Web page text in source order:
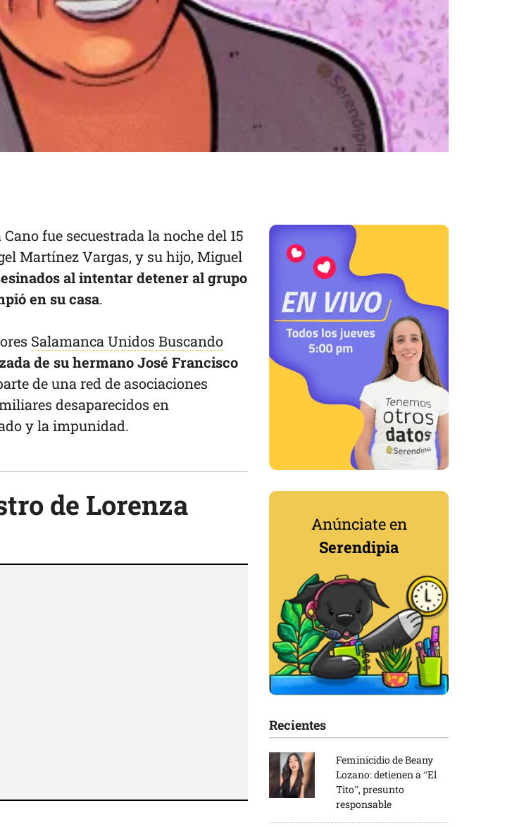
fue secuestrada la noche del 15
Martínez Vargas, y su hijo, Miguel
al intentar detener al grupo
en su casa.
Salamanca Unidos Buscando
de su hermano José Francisco
de una red de asociaciones
desaparecidos en
y la impunidad.
de Lorenza
Anúnciate en
Serendipia
Recientes
Feminicidio de Beany
Lozano: detienen a “El
Tito”, presunto
responsable